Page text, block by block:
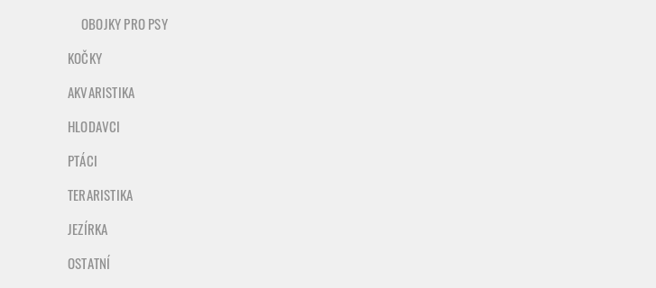
OBOJKY PRO PSY
KOČKY
AKVARISTIKA
HLODAVCI
PTÁCI
TERARISTIKA
JEZÍRKA
OSTATNÍ